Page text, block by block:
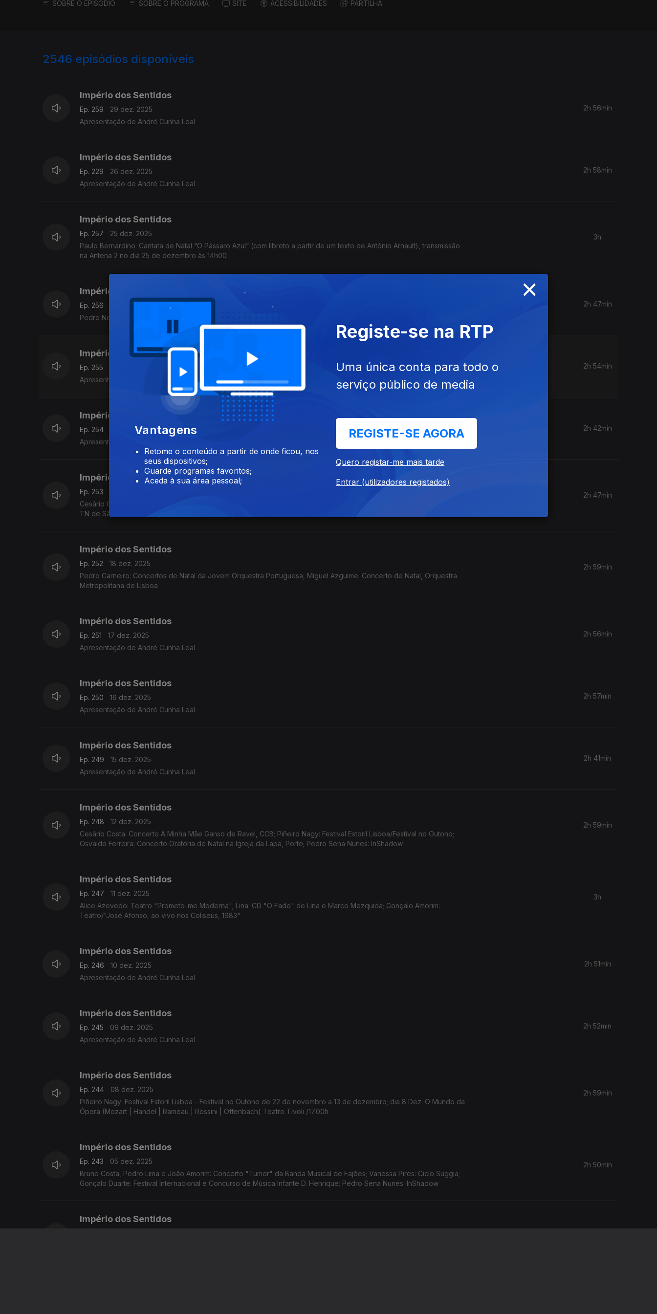
SOBRE O EPISÓDIO SOBRE O PROGRAMA SITE ACESSIBILIDADES PARTILHA
2546 episódios disponíveis
Império dos Sentidos
Ep. 259
29 dez. 2025
Apresentação de André Cunha Leal
2h 56min
Império dos Sentidos
Ep. 229
26 dez. 2025
Apresentação de André Cunha Leal
2h 58min
Império dos Sentidos
Ep. 257
25 dez. 2025
Paulo Bernardino: Cantata de Natal “O Pássaro Azul” (com libreto a partir de um texto de António Arnault), transmissão
na Antena 2 no dia 25 de dezembro às 14h00
3h
Império dos Sentidos
Ep. 256
Pedro Neves: CD Northern Train (Portajazz); André Carvalho: CD "Of Fragility and Impermanence" (jazz)
2h 47min
Império dos Sentidos
Ep. 255
Apresentação de André Cunha Leal
2h 54min
Império dos Sentidos
Ep. 254
22 dez. 2025
Apresentação de André Cunha Leal
2h 42min
Império dos Sentidos
Ep. 253
Cesário Costa: Concerto de Natal/Missa para a noite de Natal de Ponchielli, pela Orq.Sinfónica Portuguesa e Coro do
TN de São Carlos, dia 21 de dezembro no CCB;
2h 47min
Império dos Sentidos
Ep. 252
18 dez. 2025
Pedro Carneiro: Concertos de Natal da Jovem Orquestra Portuguesa, Miguel Azguime: Concerto de Natal, Orquestra
Metropolitana de Lisboa
2h 59min
Império dos Sentidos
Ep. 251
17 dez. 2025
Apresentação de André Cunha Leal
2h 56min
Império dos Sentidos
Ep. 250
16 dez. 2025
Apresentação de André Cunha Leal
2h 57min
Império dos Sentidos
Ep. 249
15 dez. 2025
Apresentação de André Cunha Leal
2h 41min
Império dos Sentidos
Ep. 248
12 dez. 2025
Cesário Costa: Concerto A Minha Mãe Ganso de Ravel, CCB; Piñeiro Nagy: Festival Estoril Lisboa/Festival no Outono;
Osvaldo Ferreira: Concerto Oratória de Natal na Igreja da Lapa, Porto; Pedro Sena Nunes: InShadow
2h 59min
Império dos Sentidos
Ep. 247
11 dez. 2025
Alice Azevedo: Teatro "Prometo-me Moderna"; Lina: CD "O Fado" de Lina e Marco Mezquida; Gonçalo Amorim:
Teatro/"José Afonso, ao vivo nos Coliseus, 1983"
3h
Império dos Sentidos
Ep. 246
10 dez. 2025
Apresentação de André Cunha Leal
2h 51min
Império dos Sentidos
Ep. 245
09 dez. 2025
Apresentação de André Cunha Leal
2h 52min
Império dos Sentidos
Ep. 244
08 dez. 2025
Piñeiro Nagy: Festival Estoril Lisboa - Festival no Outono de 22 de novembro a 13 de dezembro; dia 8 Dez: O Mundo da
Ópera (Mozart | Händel | Rameau | Rossini | Offenbach) Teatro Tivoli /17.00h
2h 59min
Império dos Sentidos
Ep. 243
05 dez. 2025
Bruno Costa, Pedro Lima e João Amorim: Concerto "Tumor" da Banda Musical de Fajões; Vanessa Pires: Ciclo Suggia;
Gonçalo Duarte: Festival Internacional e Concurso de Música Infante D. Henrique; Pedro Sena Nunes: InShadow
2h 50min
Império dos Sentidos
×
Vantagens
Retome o conteúdo a partir de onde ficou, nos
seus dispositivos;
Guarde programas favoritos;
Aceda à sua área pessoal;
Registe-se na RTP
Uma única conta para todo o
serviço público de media
REGISTE-SE AGORA
Quero registar-me mais tarde
Entrar (utilizadores registados)